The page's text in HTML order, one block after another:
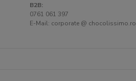
B2B:
0761 061 397
E-Mail: corporate @ chocolissimo.ro